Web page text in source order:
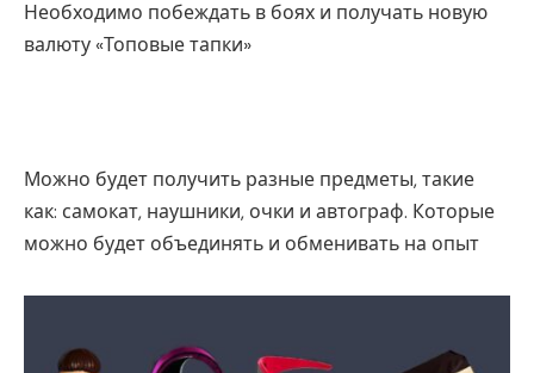
Необходимо побеждать в боях и получать новую
валюту «Топовые тапки»
Можно будет получить разные предметы, такие
как: самокат, наушники, очки и автограф. Которые
можно будет объединять и обменивать на опыт